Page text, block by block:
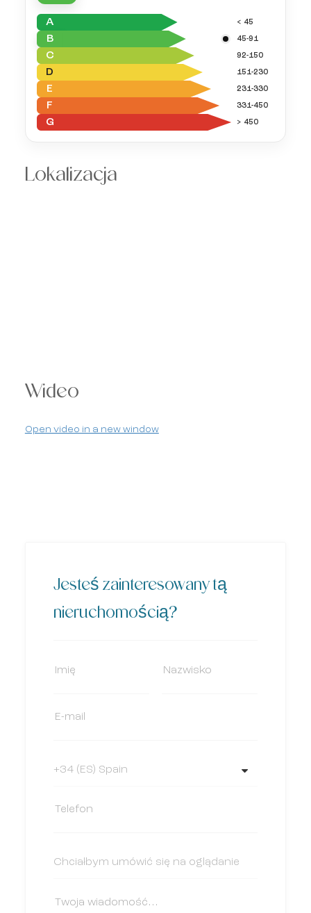
A < 45
B 45-91
C 92-150
D 151-230
E 231-330
F 331-450
G > 450
Lokalizacja
Wideo
Open video in a new window
Jesteś zainteresowany tą
nieruchomością?